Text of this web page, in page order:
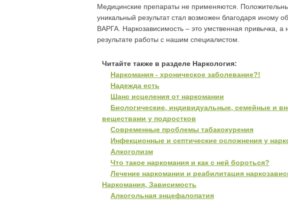
Медицинские препараты не применяются.
уникальный результат стал возможен благодаря иному
ВАРГА. Наркозависимость – это умственная привычка, а
результате работы с нашим специалистом.
Читайте также в разделе Наркология:
Наркомания - хроническое заболевание?!
Надежда есть
Шанс исцеления от наркомании
Биологические, индивидуальные, семейные и
веществами у подростков
Современные проблемы табакокурения
Инфекционные и септические осложнения у
Алкоголизм
Что такое наркомания и как с ней бороться?
Лечение наркомании и реабилитация
Наркомания, Зависимость
Алкогольная энцефалопатия